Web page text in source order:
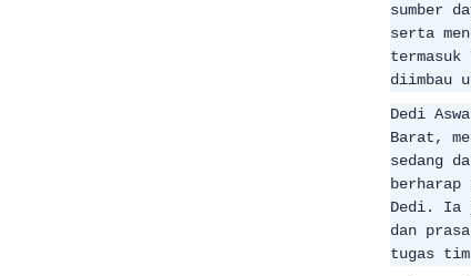
sumber
serta
diimbau
Dedi
Barat,
sedang
Dedi. Ia
dan
tugas